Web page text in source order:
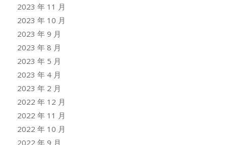
2023 年 11 月
2023 年 10 月
2023 年 9 月
2023 年 8 月
2023 年 5 月
2023 年 4 月
2023 年 2 月
2022 年 12 月
2022 年 11 月
2022 年 10 月
2022 年 9 月